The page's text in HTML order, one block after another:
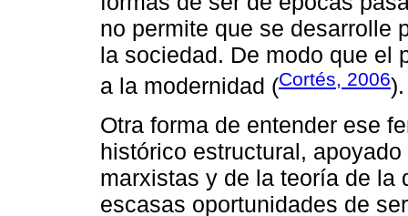
no permite que se desarrolle
la sociedad. De modo que el
a la modernidad (Cortés, 2006).
Otra forma de entender ese
histórico estructural,
marxistas y de la teoría de la
escasas oportunidades de